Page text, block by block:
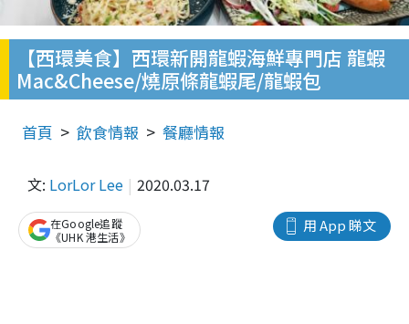
【西環美食】西環新開龍蝦海鮮專門店 龍蝦
Mac&Cheese/燒原條龍蝦尾/龍蝦包
首頁 飲食情報 餐廳情報
文: LorLor Lee 2020.03.17
用 App 睇文
在Google追蹤
《UHK 港生活》